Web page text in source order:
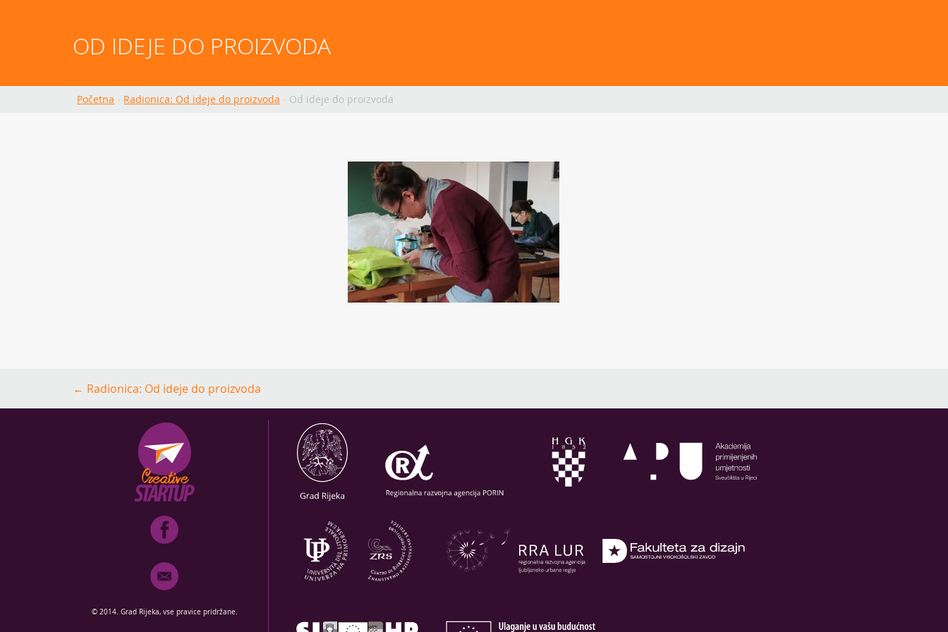
OD IDEJE DO PROIZVODA
Početna · Radionica: Od ideje do proizvoda · Od ideje do proizvoda
Post
navigation
← Radionica: Od ideje do proizvoda
© 2014. Grad Rijeka, vse pravice pridržane.